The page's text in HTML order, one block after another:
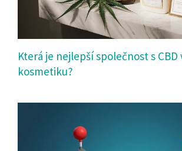
Která je nejlepší společnost s CBD
kosmetiku?